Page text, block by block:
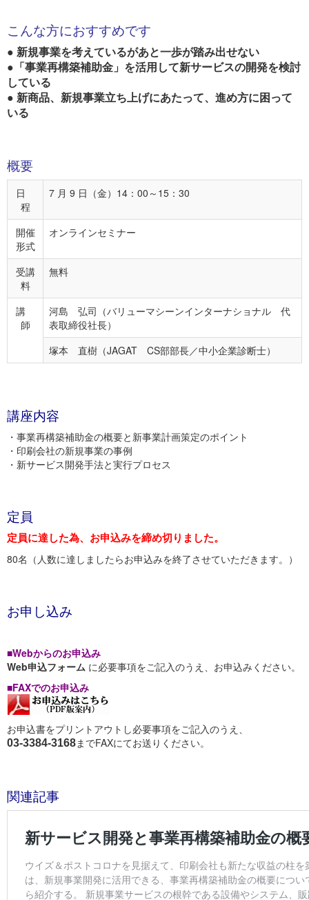
こんな方におすすめです
● 新規事業を考えているがあと一歩が踏み出せない
●「事業再構築補助金」を活用して新サービスの開発を検討
している
● 新商品、新規事業立ち上げにあたって、進め方に困って
いる
概要
日
程
7 月 9 日（金）14：00～15：30
開催
形式
オンラインセミナー
受講
料
無料
講
師
河島 弘司（バリューマシーンインターナショナル 代
表取締役社長）
塚本 直樹（JAGAT CS部部長／中小企業診断士）
講座内容
・事業再構築補助金の概要と新事業計画策定のポイント
・印刷会社の新規事業の事例
・新サービス開発手法と実行プロセス
定員
定員に達した為、お申込みを締め切りました。
80名（人数に達しましたらお申込みを終了させていただきます。）
お申し込み
■Webからのお申込み
Web申込フォーム に必要事項をご記入のうえ、お申込みください。
■FAXでのお申込み
お申込書をプリントアウトし必要事項をご記入のうえ、
03-3384-3168までFAXにてお送りください。
関連記事